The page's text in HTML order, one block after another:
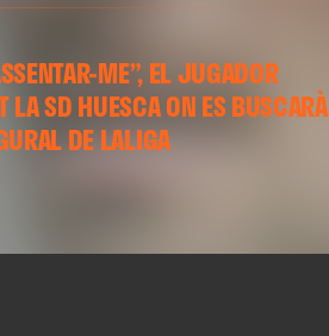
ME”, EL JUGADOR
LA SD HUESCA ON ES BUSCARÀ
DE LALIGA